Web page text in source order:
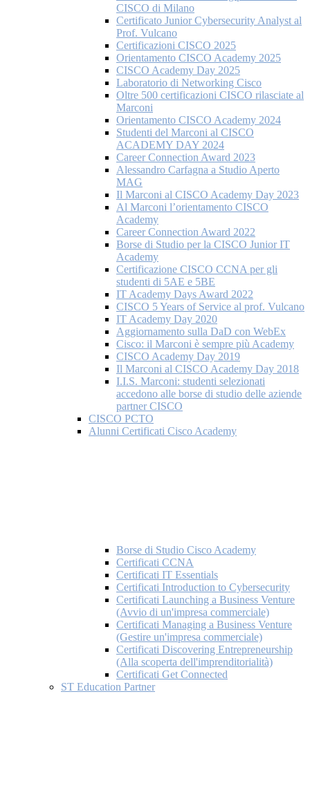
CISCO di Milano
Certificato Junior Cybersecurity Analyst al
Prof. Vulcano
Certificazioni CISCO 2025
Orientamento CISCO Academy 2025
CISCO Academy Day 2025
Laboratorio di Networking Cisco
Oltre 500 certificazioni CISCO rilasciate al
Marconi
Orientamento CISCO Academy 2024
Studenti del Marconi al CISCO
ACADEMY DAY 2024
Career Connection Award 2023
Alessandro Carfagna a Studio Aperto
MAG
Il Marconi al CISCO Academy Day 2023
Al Marconi l’orientamento CISCO
Academy
Career Connection Award 2022
Borse di Studio per la CISCO Junior IT
Academy
Certificazione CISCO CCNA per gli
studenti di 5AE e 5BE
IT Academy Days Award 2022
CISCO 5 Years of Service al prof. Vulcano
IT Academy Day 2020
Aggiornamento sulla DaD con WebEx
Cisco: il Marconi è sempre più Academy
CISCO Academy Day 2019
Il Marconi al CISCO Academy Day 2018
I.I.S. Marconi: studenti selezionati
accedono alle borse di studio delle aziende
partner CISCO
CISCO PCTO
Alunni Certificati Cisco Academy
Borse di Studio Cisco Academy
Certificati CCNA
Certificati IT Essentials
Certificati Introduction to Cybersecurity
Certificati Launching a Business Venture
(Avvio di un'impresa commerciale)
Certificati Managing a Business Venture
(Gestire un'impresa commerciale)
Certificati Discovering Entrepreneurship
(Alla scoperta dell'imprenditorialità)
Certificati Get Connected
ST Education Partner